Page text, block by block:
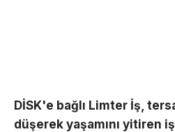
DİSK'e bağlı Limter İş,
düşerek yaşamını yitiren